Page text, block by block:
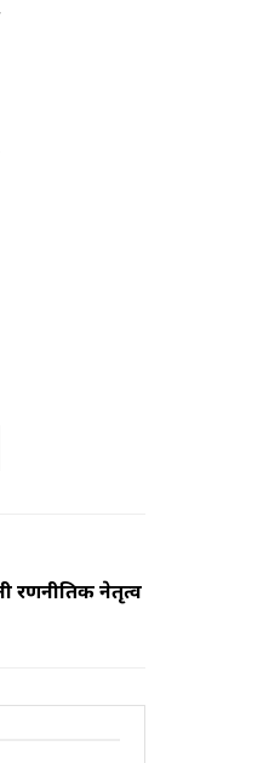
रणनीतिक नेतृत्व